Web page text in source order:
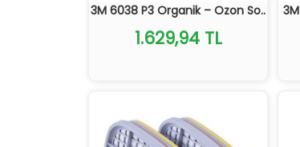
3M 6038 P3 Organik – Ozon So..
1.629,94 TL